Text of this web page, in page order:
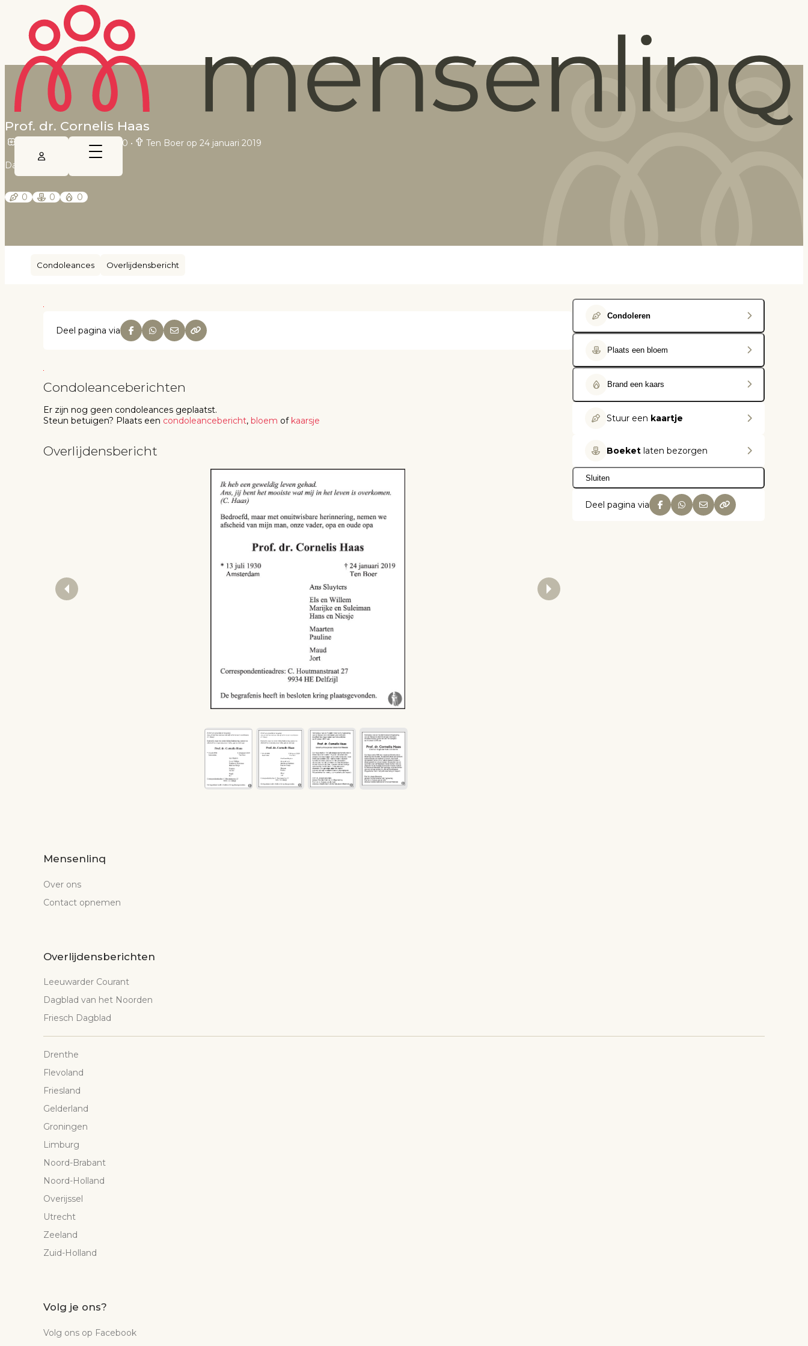
Prof. dr. Cornelis Haas
Amsterdam op 12 juli 1930 • Ten Boer op 24 januari 2019
Dagblad van het Noorden
0 0 0
Condoleances Overlijdensbericht
Deel pagina via
Condoleanceberichten
Er zijn nog geen condoleances geplaatst.
Steun betuigen? Plaats een condoleancebericht, bloem of kaarsje
Overlijdensbericht
Condoleren
Plaats een bloem
Brand een kaars
Stuur een kaartje
Boeket laten bezorgen
Sluiten
Deel pagina via
Mensenlinq
Over ons
Contact opnemen
Overlijdensberichten
Leeuwarder Courant
Dagblad van het Noorden
Friesch Dagblad
Drenthe
Flevoland
Friesland
Gelderland
Groningen
Limburg
Noord-Brabant
Noord-Holland
Overijssel
Utrecht
Zeeland
Zuid-Holland
Volg je ons?
Volg ons op Facebook